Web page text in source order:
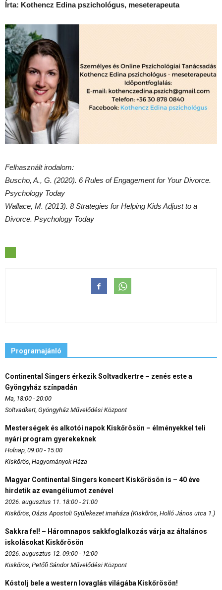
Írta: Kothencz Edina pszichológus, meseterapeuta
Felhasznált irodalom:
Buscho, A., G. (2020). 6 Rules of Engagement for Your Divorce.
Psychology Today
Wallace, M. (2013). 8 Strategies for Helping Kids Adjust to a
Divorce. Psychology Today
Programajánló
Continental Singers érkezik Soltvadkertre – zenés este a
Gyöngyház színpadán
Ma, 18:00 - 20:00
Soltvadkert, Gyöngyház Művelődési Központ
Mesterségek és alkotói napok Kiskőrösön – élményekkel teli
nyári program gyerekeknek
Holnap, 09:00 - 15:00
Kiskőrös, Hagyományok Háza
Magyar Continental Singers koncert Kiskőrösön is – 40 éve
hirdetik az evangéliumot zenével
2026. augusztus 11. 18:00 - 21:00
Kiskőrös, Oázis Apostoli Gyülekezet imaháza (Kiskőrös, Holló János utca 1.)
Sakkra fel! – Háromnapos sakkfoglalkozás várja az általános
iskolásokat Kiskőrösön
2026. augusztus 12. 09:00 - 12:00
Kiskőrös, Petőfi Sándor Művelődési Központ
Kóstolj bele a western lovaglás világába Kiskőrösön!